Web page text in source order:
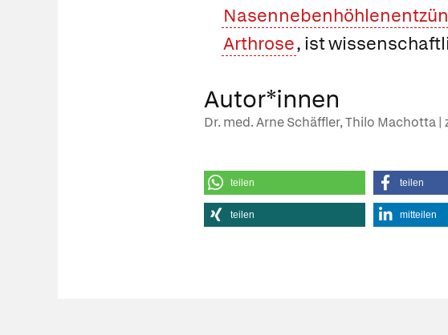
Arthrose, ist
Autor*innen
Dr. med. Arne Schäffler, Thilo Machotta
teilen teilen
teilen mitteilen